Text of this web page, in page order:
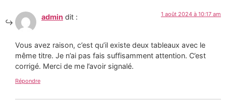
admin dit : 1 août 2024 à 10:17 am
Vous avez raison, c’est qu’il existe deux tableaux avec le
même titre. Je n’ai pas fais suffisamment attention. C’est
corrigé. Merci de me l’avoir signalé.
Répondre